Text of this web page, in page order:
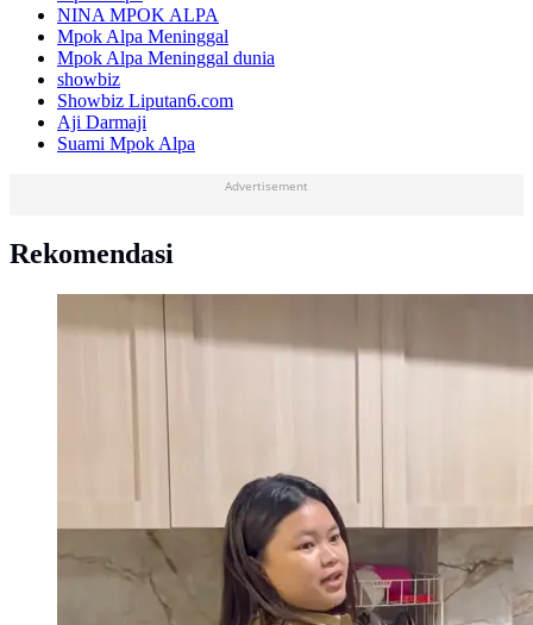
NINA MPOK ALPA
Mpok Alpa Meninggal
Mpok Alpa Meninggal dunia
showbiz
Showbiz Liputan6.com
Aji Darmaji
Suami Mpok Alpa
Advertisement
Rekomendasi